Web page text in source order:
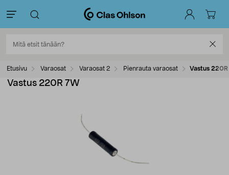
Etusivu Varaosat Varaosat 2 Pienrauta varaosat Vastus 220R
Vastus 220R 7W